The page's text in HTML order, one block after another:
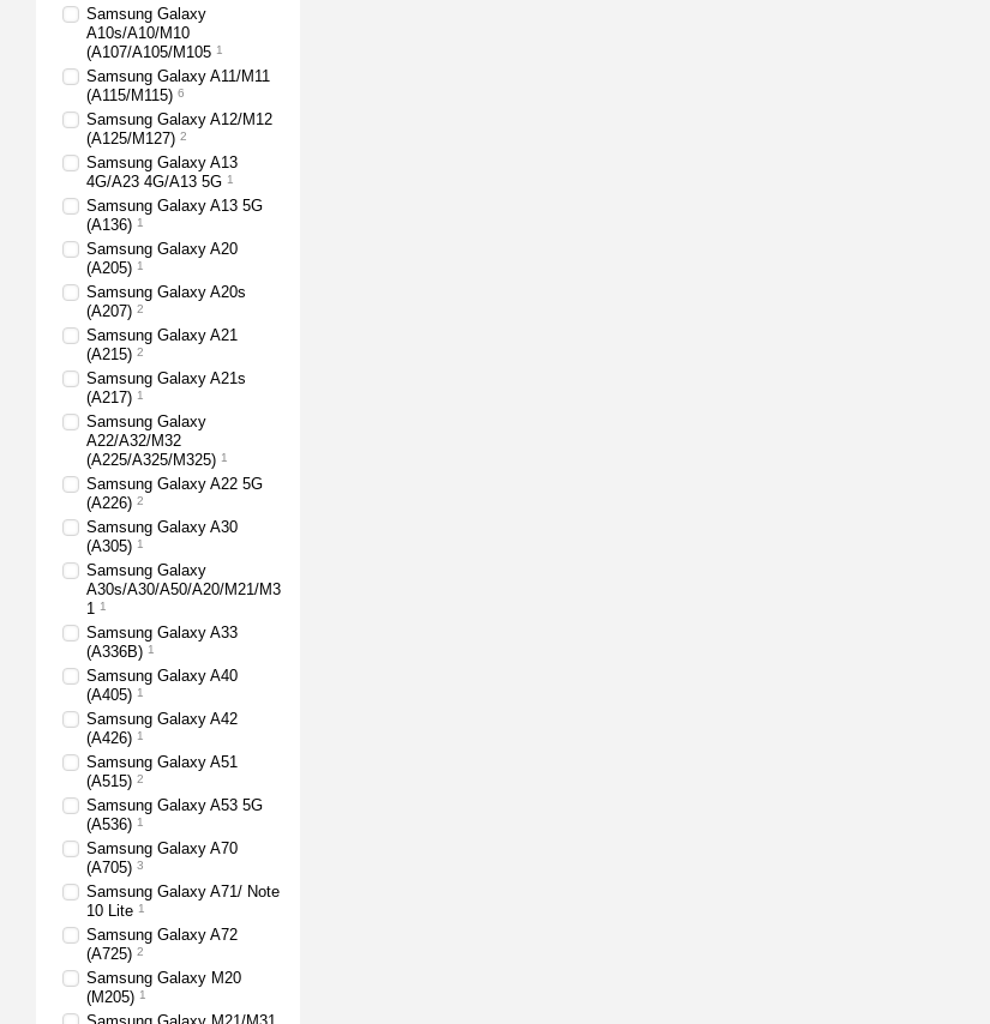
Samsung Galaxy
A10s/A10/M10
(A107/A105/M105 1
Samsung Galaxy A11/M11
(A115/M115) 6
Samsung Galaxy A12/M12
(A125/M127) 2
Samsung Galaxy A13
4G/A23 4G/A13 5G 1
Samsung Galaxy A13 5G
(A136) 1
Samsung Galaxy A20
(A205) 1
Samsung Galaxy A20s
(A207) 2
Samsung Galaxy A21
(A215) 2
Samsung Galaxy A21s
(A217) 1
Samsung Galaxy
A22/A32/M32
(A225/A325/M325) 1
Samsung Galaxy A22 5G
(A226) 2
Samsung Galaxy A30
(A305) 1
Samsung Galaxy
A30s/A30/A50/A20/M21/M3
1 1
Samsung Galaxy A33
(A336B) 1
Samsung Galaxy A40
(A405) 1
Samsung Galaxy A42
(A426) 1
Samsung Galaxy A51
(A515) 2
Samsung Galaxy A53 5G
(A536) 1
Samsung Galaxy A70
(A705) 3
Samsung Galaxy A71/ Note
10 Lite 1
Samsung Galaxy A72
(A725) 2
Samsung Galaxy M20
(M205) 1